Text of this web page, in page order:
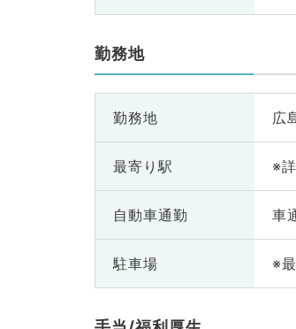
勤務地
勤務地 広
最寄り駅 ※
自動車通勤 車
駐車場 ※